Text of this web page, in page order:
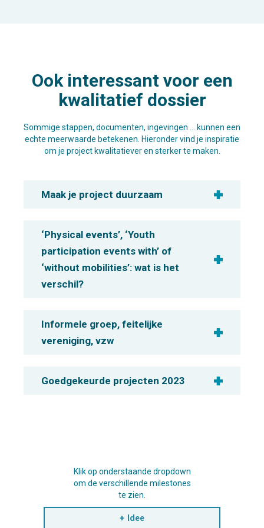
Ook interessant voor een
kwalitatief dossier
Sommige stappen, documenten, ingevingen … kunnen een
echte meerwaarde betekenen. Hieronder vind je inspiratie
om je project kwalitatiever en sterker te maken.
Maak je project duurzaam
‘Physical events’, ‘Youth
participation events with’ of
‘without mobilities’: wat is het
verschil?
Informele groep, feitelijke
vereniging, vzw
Goedgekeurde projecten 2023
Klik op onderstaande dropdown
om de verschillende milestones
te zien.
Idee